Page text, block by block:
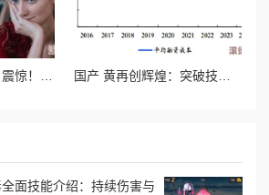
面技能介绍：持续伤害与